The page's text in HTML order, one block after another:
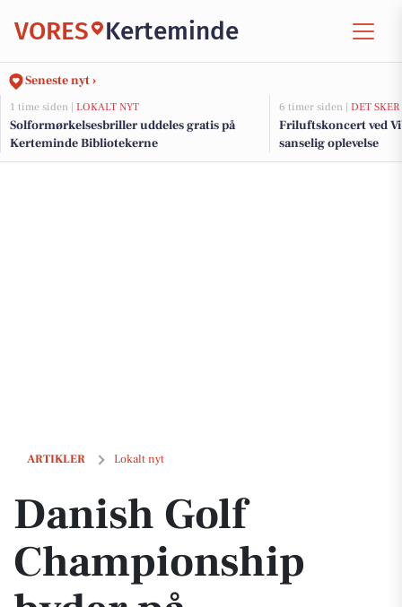
VORES Kerteminde
Seneste nyt ›
1 time siden | LOKALT NYT
Solformørkelsesbriller uddeles gratis på
Kerteminde Bibliotekerne
6 timer siden | DET SKER
Friluftskoncert ved
sanselig oplevelse
ARTIKLER Lokalt nyt
Danish Golf Championship byder på oplevelser ud over golf i
Danish Golf
Championship